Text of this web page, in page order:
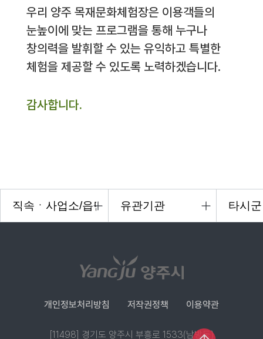
우리 양주 목재문화체험장은 이용객들의
눈높이에 맞는 프로그램을 통해 누구나
창의력을 발휘할 수 있는 유익하고 특별한
체험을 제공할 수 있도록 노력하겠습니다.
감사합니다.
개인정보처리방침 저작권정책 이용약관
[11498] 경기도 양주시 부흥로 1533(남방동)